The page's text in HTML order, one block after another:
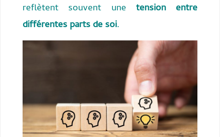
reflètent souvent une tension entre
différentes parts de soi.